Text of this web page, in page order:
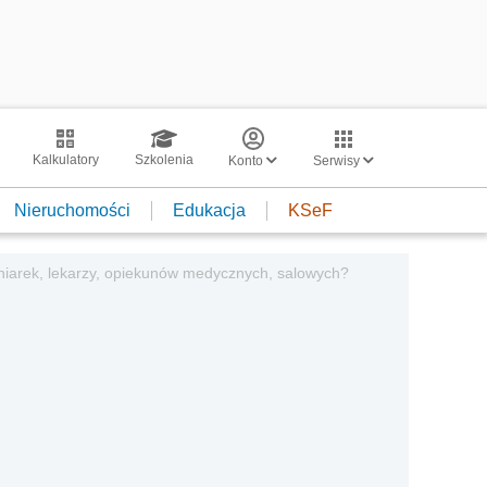
Kalkulatory Szkolenia Konto Serwisy
Nieruchomości Edukacja KSeF
lekarzy, opiekunów medycznych, salowych?